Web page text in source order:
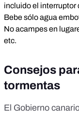
incluido el interruptor
Bebe sólo agua
No acampes en
etc.
Consejos
tormentas
El Gobierno